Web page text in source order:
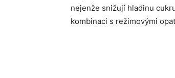
nejenže snižují hladinu
kombinaci s režimovými